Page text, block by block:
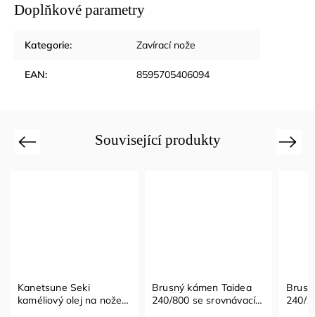
Doplňkové parametry
Kategorie: Zavírací nože
EAN: 8595705406094
Související produkty
Previous
Kanetsune Seki
kaméliový olej na nože
Brusný kámen Taidea
240/800 se srovnávacím
240/
Next